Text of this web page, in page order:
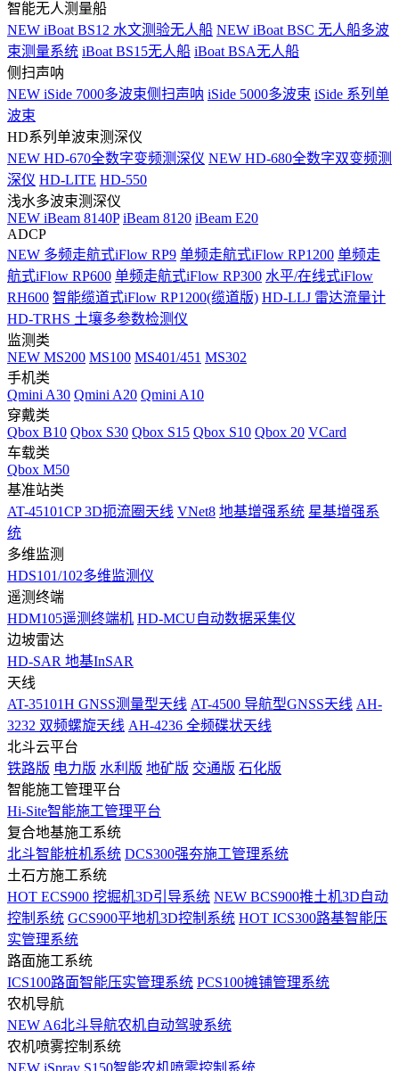
智能无人测量船
NEW iBoat BS12 水文测验无人船 NEW iBoat BSC 无人船多波
束测量系统 iBoat BS15无人船 iBoat BSA无人船
侧扫声呐
NEW iSide 7000多波束侧扫声呐 iSide 5000多波束 iSide 系列单
波束
HD系列单波束测深仪
NEW HD-670全数字变频测深仪 NEW HD-680全数字双变频测
深仪 HD-LITE HD-550
浅水多波束测深仪
NEW iBeam 8140P iBeam 8120 iBeam E20
ADCP
NEW 多频走航式iFlow RP9 单频走航式iFlow RP1200 单频走
航式iFlow RP600 单频走航式iFlow RP300 水平/在线式iFlow
RH600 智能缆道式iFlow RP1200(缆道版) HD-LLJ 雷达流量计
HD-TRHS 土壤多参数检测仪
监测类
NEW MS200 MS100 MS401/451 MS302
手机类
Qmini A30 Qmini A20 Qmini A10
穿戴类
Qbox B10 Qbox S30 Qbox S15 Qbox S10 Qbox 20 VCard
车载类
Qbox M50
基准站类
AT-45101CP 3D扼流圈天线 VNet8 地基增强系统 星基增强系
统
多维监测
HDS101/102多维监测仪
遥测终端
HDM105遥测终端机 HD-MCU自动数据采集仪
边坡雷达
HD-SAR 地基InSAR
天线
AT-35101H GNSS测量型天线 AT-4500 导航型GNSS天线 AH-
3232 双频螺旋天线 AH-4236 全频碟状天线
北斗云平台
铁路版 电力版 水利版 地矿版 交通版 石化版
智能施工管理平台
Hi-Site智能施工管理平台
复合地基施工系统
北斗智能桩机系统 DCS300强夯施工管理系统
土石方施工系统
HOT ECS900 挖掘机3D引导系统 NEW BCS900推土机3D自动
控制系统 GCS900平地机3D控制系统 HOT ICS300路基智能压
实管理系统
路面施工系统
ICS100路面智能压实管理系统 PCS100摊铺管理系统
农机导航
NEW A6北斗导航农机自动驾驶系统
农机喷雾控制系统
NEW iSpray S150智能农机喷雾控制系统